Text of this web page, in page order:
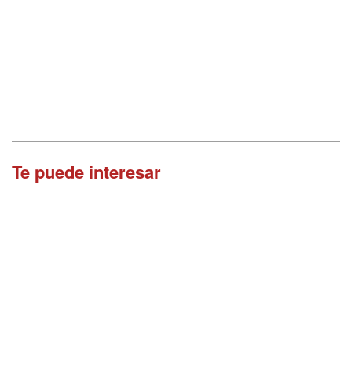
Te puede interesar